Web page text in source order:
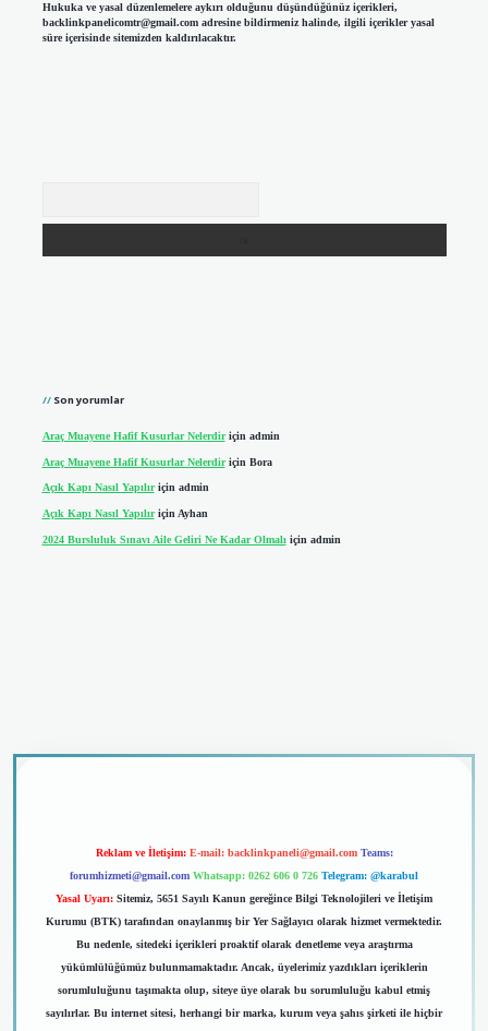
Hukuka ve yasal düzenlemelere aykırı olduğunu düşündüğünüz içerikleri,
backlinkpanelicomtr@gmail.comadresine bildirmeniz halinde, ilgili içerikler yasal
süre içerisinde sitemizden kaldırılacaktır.
Son yorumlar
Araç Muayene Hafif Kusurlar Nelerdiriçin admin
Araç Muayene Hafif Kusurlar Nelerdiriçin Bora
Açık Kapı Nasıl Yapılıriçin admin
Açık Kapı Nasıl Yapılıriçin Ayhan
2024 Bursluluk Sınavı Aile Geliri Ne Kadar Olmalıiçin admin
Reklam ve İletişim: E-mail: backlinkpaneli@gmail.com Teams:
forumhizmeti@gmail.com Whatsapp: 0262 606 0 726 Telegram: @karabul
Yasal Uyarı: Sitemiz, 5651 Sayılı Kanun gereğince Bilgi Teknolojileri ve İletişim
Kurumu (BTK) tarafından onaylanmış bir Yer Sağlayıcı olarak hizmet vermektedir.
Bu nedenle, sitedeki içerikleri proaktif olarak denetleme veya araştırma
yükümlülüğümüz bulunmamaktadır. Ancak, üyelerimiz yazdıkları içeriklerin
sorumluluğunu taşımakta olup, siteye üye olarak bu sorumluluğu kabul etmiş
sayılırlar. Bu internet sitesi, herhangi bir marka, kurum veya şahıs şirketi ile hiçbir